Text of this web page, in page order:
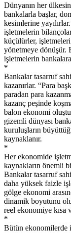
Dünyanın her
bankalarla başlar,
kesimlerine
işletmelerin
küçülürler,
yönetmeye dönüşür.
işletmelerin bankalara
*
Bankalar tasarruf
kazanırlar. “Para
paradan para
kazanç peşinde
balon ekonomi
gizemli dünyası
kuruluşların
kaynaklanır.
*
Her ekonomide
kaynakların önemli
Bankalar tasarruf
daha yüksek faizle
gölge ekonomi
dinamik boyutunu
reel ekonomiye kısa
*
Bütün ekonomilerde